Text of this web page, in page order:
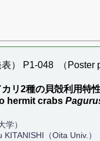
） P1-048 （Poster
リ2種の貝殻利用特性
hermit crabs
学）
（Oita Univ.）